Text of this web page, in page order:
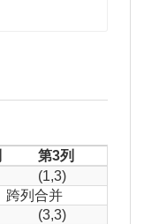
第3列
(1,3)
跨列合并
(3,3)